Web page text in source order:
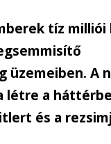
tíz milliói
üzemeiben. A
létre a
és a